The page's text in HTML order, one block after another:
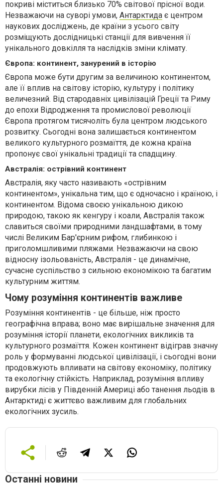
покриві міститься близько 70% світової прісної води.
Незважаючи на суворі умови, Антарктида є центром
наукових досліджень, де країни з усього світу
розміщують дослідницькі станції для вивчення її
унікального довкілля та наслідків зміни клімату.
Європа: континент, занурений в історію
Європа може бути другим за величиною континентом,
але її вплив на світову історію, культуру і політику
величезний. Від стародавніх цивілізацій Греції та Риму
до епохи Відродження та промислової революції
Європа протягом тисячоліть була центром людського
розвитку. Сьогодні вона залишається континентом
великого культурного розмаїття, де кожна країна
пропонує свої унікальні традиції та спадщину.
Австралія: острівний континент
Австралія, яку часто називають «острівним
континентом», унікальна тим, що є одночасно і країною, і
континентом. Відома своєю унікальною дикою
природою, такою як кенгуру і коали, Австралія також
славиться своїми природними ландшафтами, в тому
числі Великим Бар'єрним рифом, глибинкою і
приголомшливими пляжами. Незважаючи на свою
відносну ізольованість, Австралія - це динамічне,
сучасне суспільство з сильною економікою та багатим
культурним життям.
Чому розуміння континентів важливе
Розуміння континентів - це більше, ніж просто
географічна вправа; воно має вирішальне значення для
розуміння історії планети, екологічних викликів та
культурного розмаїття. Кожен континент відіграв значну
роль у формуванні людської цивілізації, і сьогодні вони
продовжують впливати на світову економіку, політику
та екологічну стійкість. Наприклад, розуміння впливу
вирубки лісів у Південній Америці або танення льодів в
Антарктиді є життєво важливим для глобальних
екологічних зусиль.
Останні новини